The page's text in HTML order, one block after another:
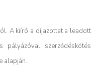
A kiíró a díjazottat a leadott
pályázóval szerződéskötés
alapján.